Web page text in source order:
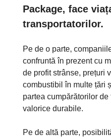
Package, face
transportatorilor.
Pe de o parte,
confruntă în prezent cu
de profit strânse, prețuri
combustibil în multe țări
partea cumpărătorilor
valorice durabile.
Pe de altă parte,